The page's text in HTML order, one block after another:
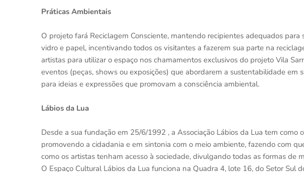
Práticas Ambientais
O projeto fará Reciclagem Consciente, mantendo recipientes adequados
vidro e papel, incentivando todos os visitantes a fazerem sua parte na
artistas para utilizar o espaço nos chamamentos exclusivos do projeto Vila
eventos (peças, shows ou exposições) que abordarem a sustentabilidade em
para ideias e expressões que promovam a consciência ambiental.
Lábios da Lua
Desde a sua fundação em 25/6/1992 , a Associação Lábios da Lua tem como
promovendo a cidadania e em sintonia com o meio ambiente, fazendo com
como os artistas tenham acesso à sociedade, divulgando todas as formas de
O Espaço Cultural Lábios da Lua funciona na Quadra 4, lote 16, do Setor Sul